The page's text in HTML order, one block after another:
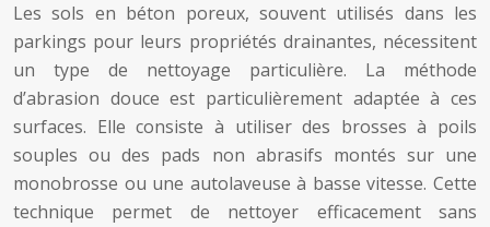
Les sols en béton poreux, souvent utilisés dans les
parkings pour leurs propriétés drainantes, nécessitent
un type de nettoyage particulière. La méthode
d’abrasion douce est particulièrement adaptée à ces
surfaces. Elle consiste à utiliser des brosses à poils
souples ou des pads non abrasifs montés sur une
monobrosse ou une autolaveuse à basse vitesse. Cette
technique permet de nettoyer efficacement sans